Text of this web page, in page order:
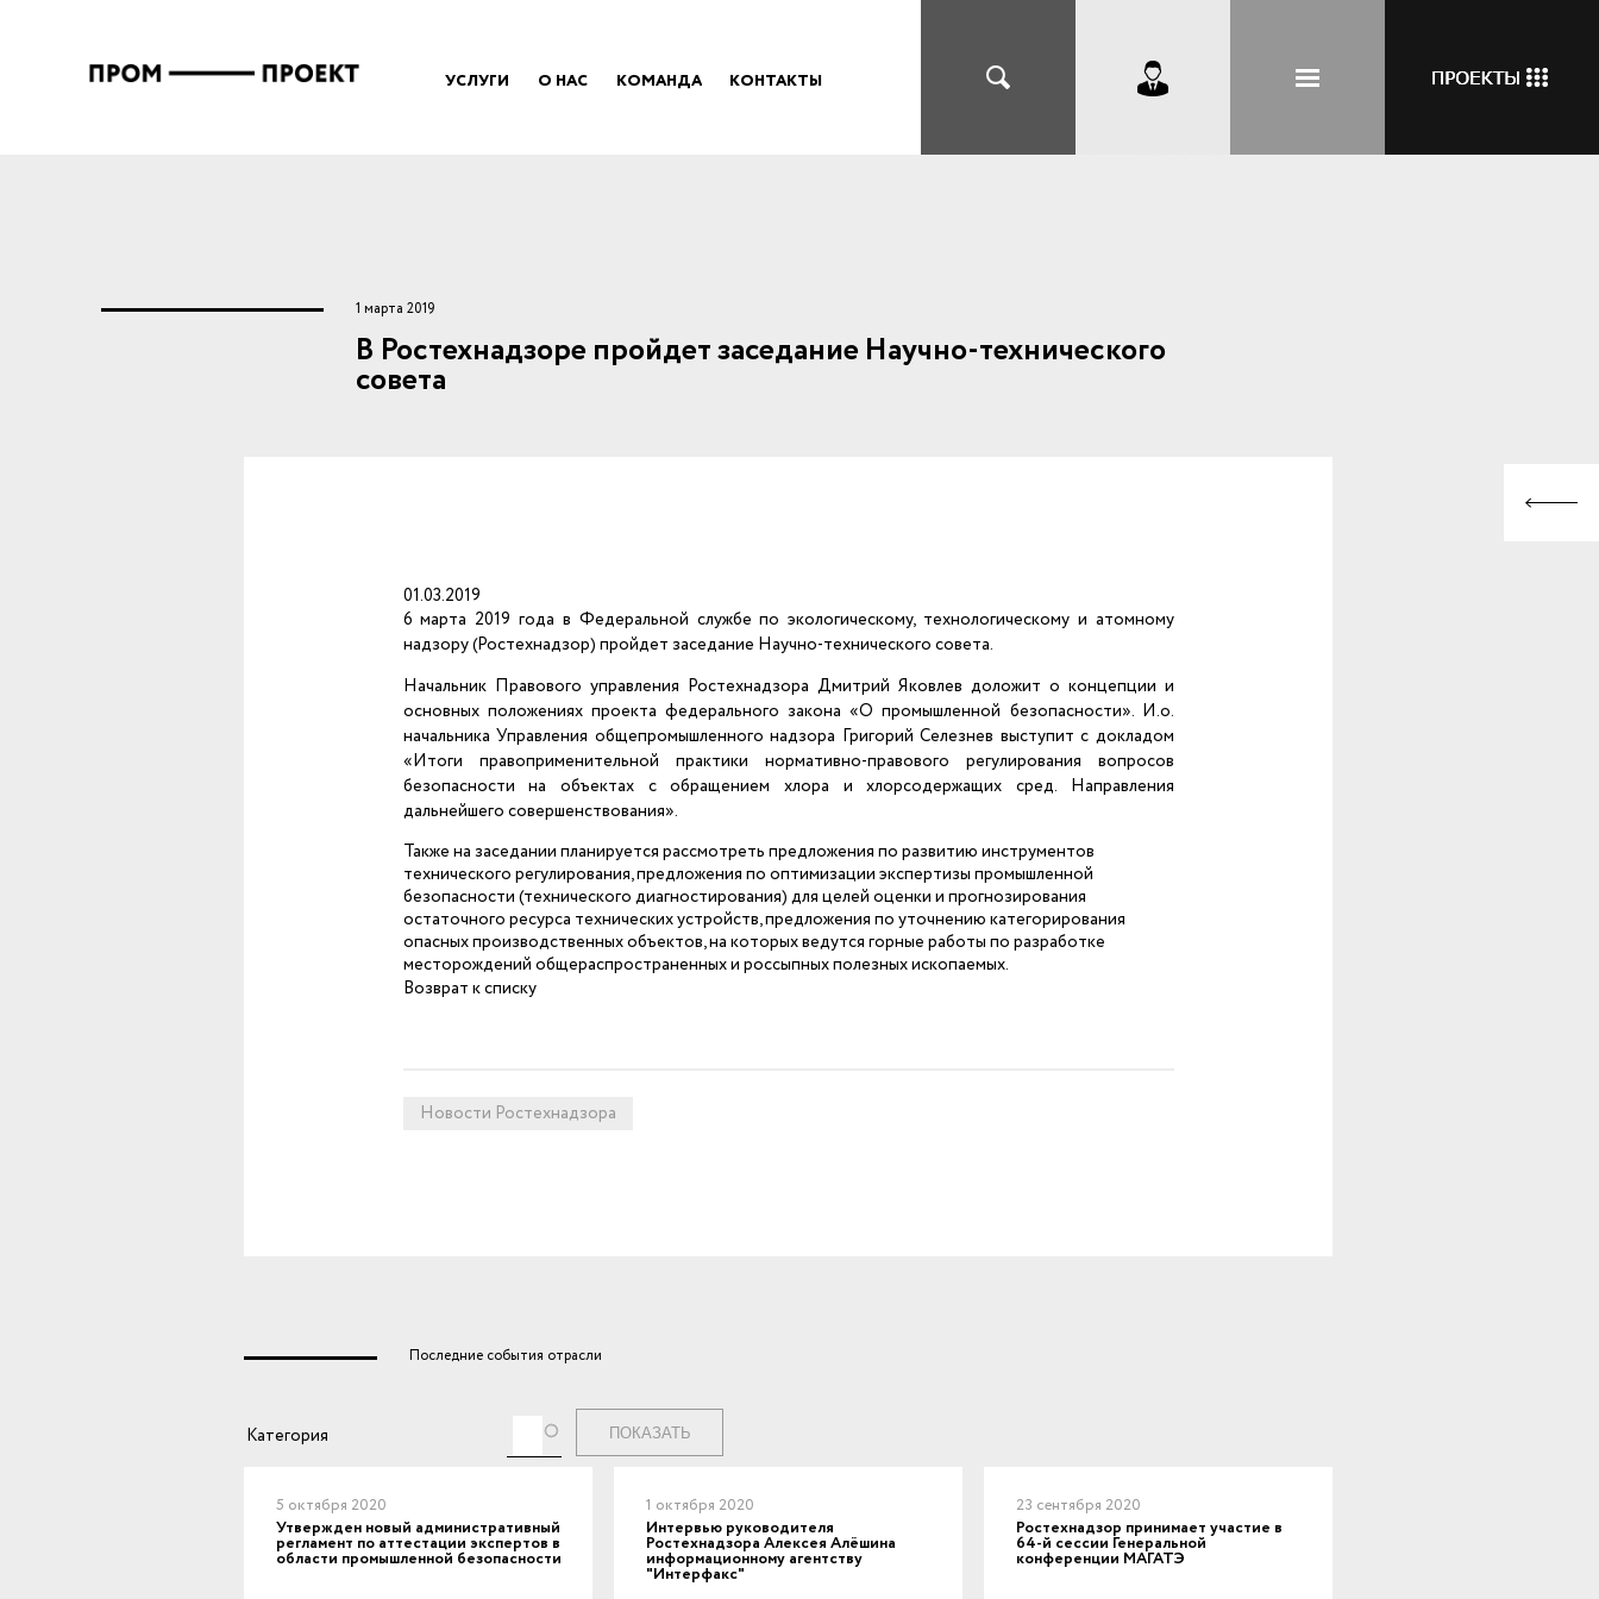
УСЛУГИ О НАС КОМАНДА КОНТАКТЫ
1 марта 2019
В Ростехнадзоре пройдет заседание Научно-технического
совета
01.03.2019
6 марта 2019 года в Федеральной службе по экологическому, технологическому и атомному
надзору (Ростехнадзор) пройдет заседание Научно-технического совета.
Начальник Правового управления Ростехнадзора Дмитрий Яковлев доложит о концепции и
основных положениях проекта федерального закона «О промышленной безопасности». И.о.
начальника Управления общепромышленного надзора Григорий Селезнев выступит с докладом
«Итоги правоприменительной практики нормативно-правового регулирования вопросов
безопасности на объектах с обращением хлора и хлорсодержащих сред. Направления
дальнейшего совершенствования».
Также на заседании планируется рассмотреть предложения по развитию инструментов
технического регулирования, предложения по оптимизации экспертизы промышленной
безопасности (технического диагностирования) для целей оценки и прогнозирования
остаточного ресурса технических устройств, предложения по уточнению категорирования
опасных производственных объектов, на которых ведутся горные работы по разработке
месторождений общераспространенных и россыпных полезных ископаемых.
Возврат к списку
Новости Ростехнадзора
Последние события отрасли
5 октября 2020
Утвержден новый административный
регламент по аттестации экспертов в
области промышленной безопасности
1 октября 2020
Интервью руководителя
Ростехнадзора Алексея Алёшина
информационному агентству
"Интерфакс"
23 сентября 2020
Ростехнадзор принимает участие в
64-й сессии Генеральной
конференции МАГАТЭ